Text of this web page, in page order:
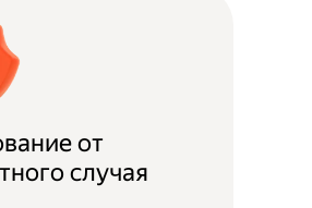
от
случая